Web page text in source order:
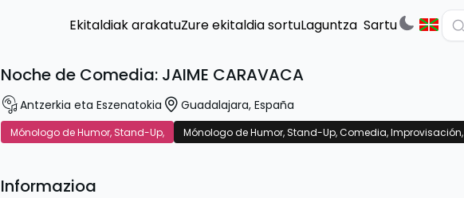
Ekitaldiak arakatuZure ekitaldia sortuLaguntza Sartu
Noche de Comedia: JAIME CARAVACA
Antzerkia eta Eszenatokia Guadalajara, España
Mónologo de Humor, Stand-Up, Mónologo de Humor, Stand-Up, Comedia, Improvisación,
Informazioa